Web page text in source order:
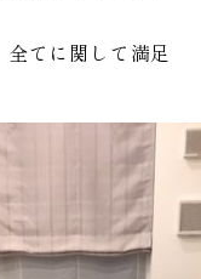
てに関して満足